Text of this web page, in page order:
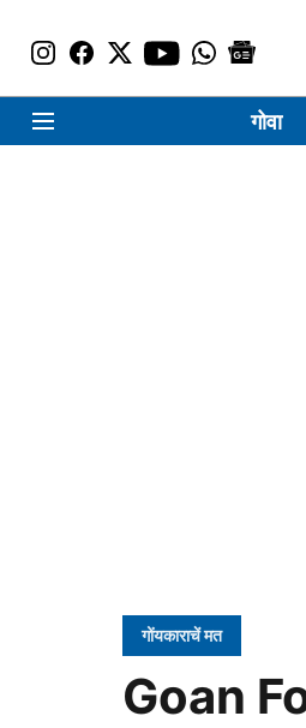
गोवा
गोंयकाराचें मत
Goan